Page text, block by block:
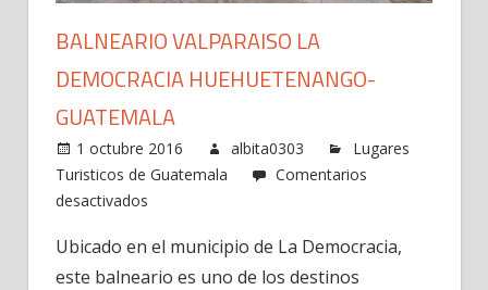
BALNEARIO VALPARAISO LA
DEMOCRACIA HUEHUETENANGO-
GUATEMALA
1 octubre 2016 albita0303
Lugares
Turisticos de Guatemala
Comentarios
desactivados
Valparaiso
La
Ubicado en el municipio de La Democracia,
este balneario es uno de los destinos